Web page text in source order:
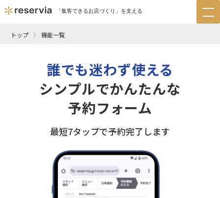
「集客できるお店づくり」を支える
トップ 機能一覧
誰でも迷わず使える
シンプルでかんたんな
予約フォーム
最短7タップで予約完了します